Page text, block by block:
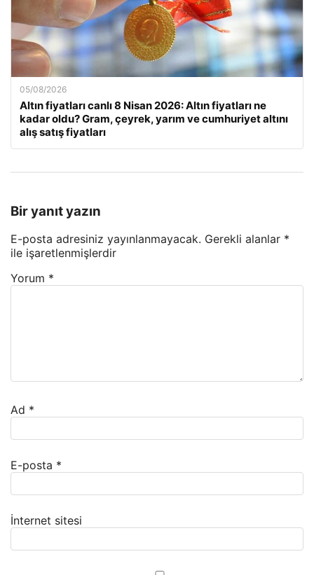
05/08/2026
Altın fiyatları canlı 8 Nisan 2026: Altın fiyatları ne
kadar oldu? Gram, çeyrek, yarım ve cumhuriyet altını
alış satış fiyatları
Bir yanıt yazın
E-posta adresiniz yayınlanmayacak. Gerekli alanlar *
ile işaretlenmişlerdir
Yorum *
Ad *
E-posta *
İnternet sitesi